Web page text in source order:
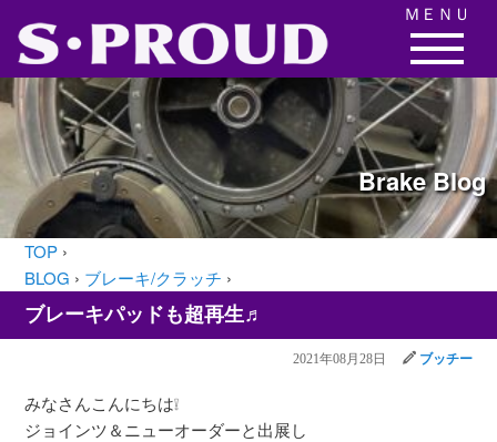
BrakeBlog
TOP ›
BLOG › ブレーキ/クラッチ ›
ブレーキパッドも超再生♬
2021年08月28日 ブッチー
みなさんこんにちは❕
ジョインツ＆ニューオーダーと出展し
ＭＥＮＵ